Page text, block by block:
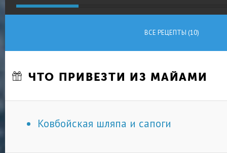
ВСЕ РЕЦЕПТЫ (10)
ЧТО ПРИВЕЗТИ ИЗ МАЙАМИ
Ковбойская шляпа и сапоги